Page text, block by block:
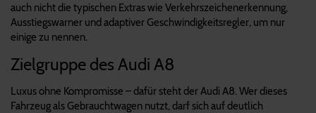
auch nicht die typischen Extras wie Verkehrszeichenerkennung,
Ausstiegswarner und adaptiver Geschwindigkeitsregler, um nur
einige zu nennen.
Zielgruppe des Audi A8
Luxus ohne Kompromisse – dafür steht der Audi A8. Wer dieses
Fahrzeug als Gebrauchtwagen nutzt, darf sich auf deutlich